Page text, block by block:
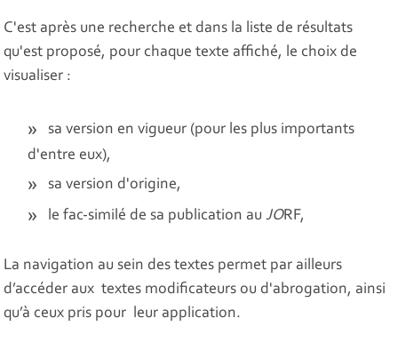
C'est après une recherche et dans la liste de résultats
qu'est proposé, pour chaque texte affiché, le choix de
visualiser :
sa version en vigueur (pour les plus importants
d'entre eux),
sa version d'origine,
le fac-similé de sa publication auJORF,
La navigation au sein des textes permet par ailleurs
d’accéder aux textes modificateurs ou d'abrogation, ainsi
qu’à ceux pris pour leur application.